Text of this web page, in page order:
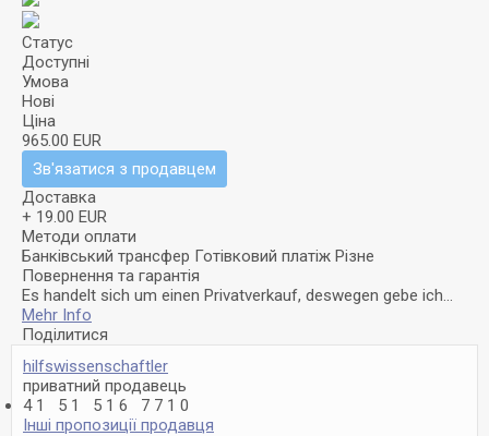
Статус
Доступні
Умова
Нові
Ціна
965.00 EUR
Зв'язатися з продавцем
Доставка
+ 19.00 EUR
Методи оплати
Банківський трансфер Готівковий платіж Різне
Повернення та гарантія
Es handelt sich um einen Privatverkauf, deswegen gebe ich...
Mehr Info
Поділитися
hilfswissenschaftler
приватний продавець
4 1 5 1 5 1 6 7 7 1 0
Інші пропозиції продавця